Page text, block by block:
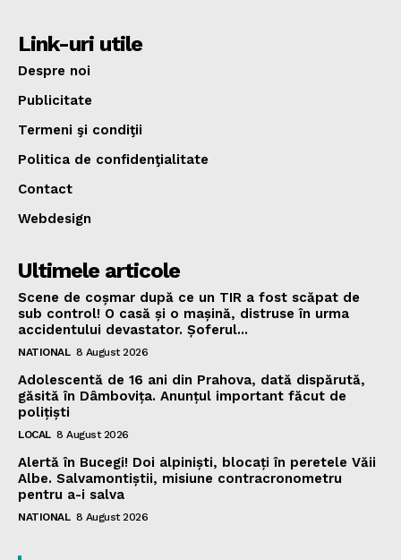
Link-uri utile
Despre noi
Publicitate
Termeni şi condiţii
Politica de confidenţialitate
Contact
Webdesign
Ultimele articole
Scene de coșmar după ce un TIR a fost scăpat de
sub control! O casă și o mașină, distruse în urma
accidentului devastator. Șoferul...
NATIONAL 8 August 2026
Adolescentă de 16 ani din Prahova, dată dispărută,
găsită în Dâmbovița. Anunțul important făcut de
polițiști
LOCAL 8 August 2026
Alertă în Bucegi! Doi alpiniști, blocați în peretele Văii
Albe. Salvamontiștii, misiune contracronometru
pentru a-i salva
NATIONAL 8 August 2026